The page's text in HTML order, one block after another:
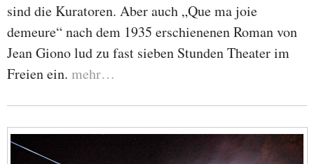
sind die Kuratoren. Aber auch „Que ma joie
demeure“ nach dem 1935 erschienenen Roman von
Jean Giono lud zu fast sieben Stunden Theater im
Freien ein. mehr…